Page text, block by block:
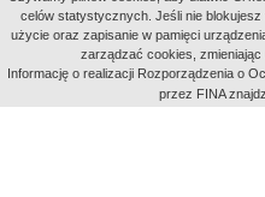
aktywności
celów statystycznych. Jeśli nie
użycie oraz zapisanie w pamięci
zarządzać cookies, zmieniając
Informację o realizacji Rozporządzenia o
przez FINA